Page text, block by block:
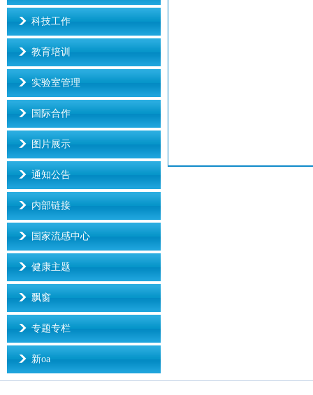
科技工作
教育培训
实验室管理
国际合作
图片展示
通知公告
内部链接
国家流感中心
健康主题
飘窗
专题专栏
新oa